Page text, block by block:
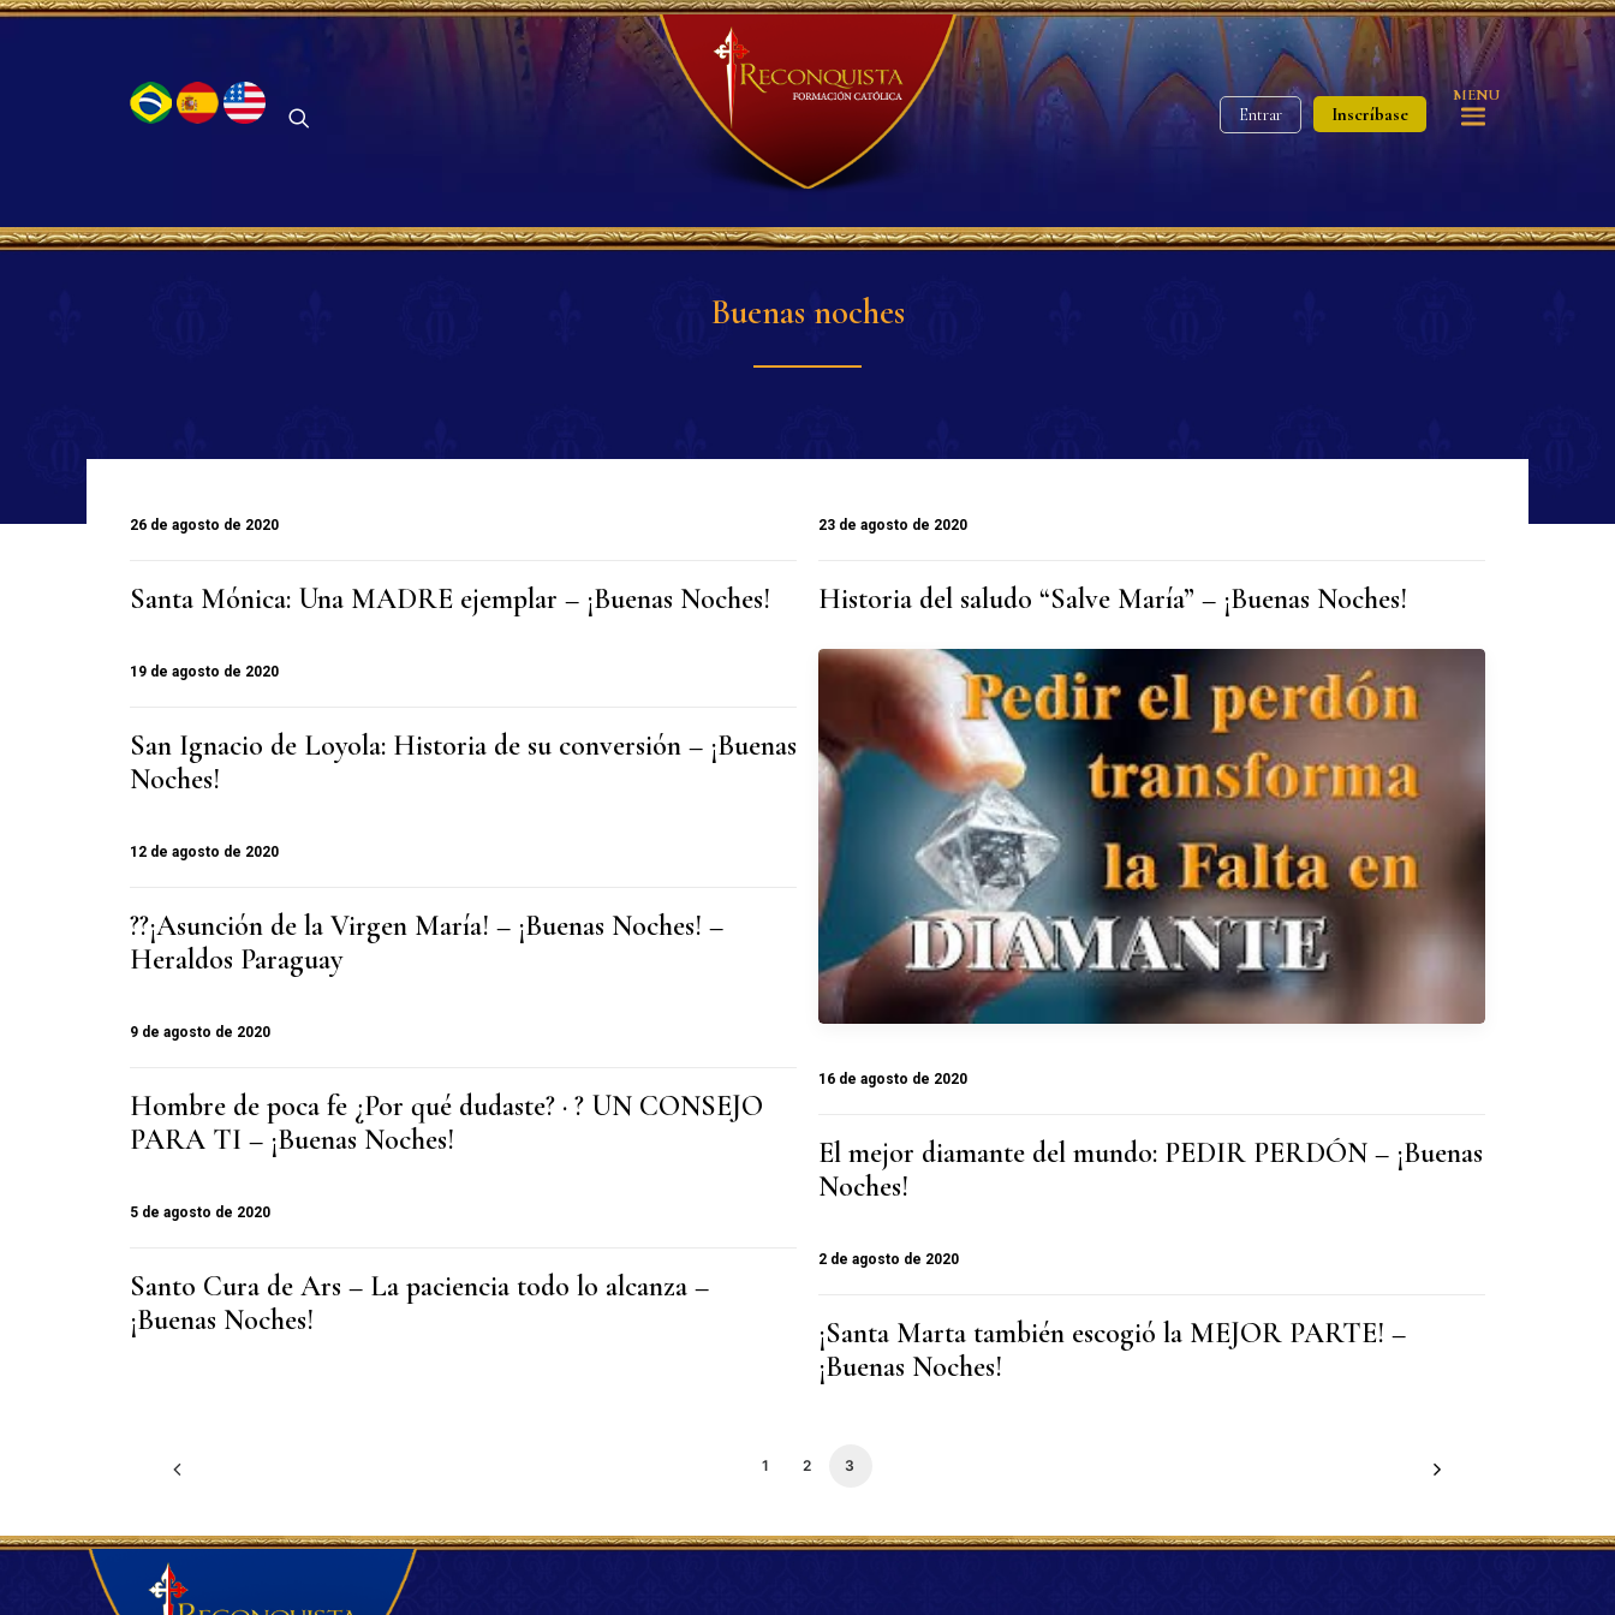
Entrar Inscríbase
MENU
Buenas noches
26 de agosto de 2020
Santa Mónica: Una MADRE ejemplar – ¡Buenas Noches!
23 de agosto de 2020
Historia del saludo “Salve María” – ¡Buenas Noches!
19 de agosto de 2020
San Ignacio de Loyola: Historia de su conversión – ¡Buenas
Noches!
16 de agosto de 2020
El mejor diamante del mundo: PEDIR PERDÓN – ¡Buenas
Noches!
12 de agosto de 2020
??¡Asunción de la Virgen María! – ¡Buenas Noches! –
Heraldos Paraguay
9 de agosto de 2020
Hombre de poca fe ¿Por qué dudaste? · ? UN CONSEJO
PARA TI – ¡Buenas Noches!
5 de agosto de 2020
Santo Cura de Ars – La paciencia todo lo alcanza –
¡Buenas Noches!
2 de agosto de 2020
¡Santa Marta también escogió la MEJOR PARTE! –
¡Buenas Noches!
1 2 3